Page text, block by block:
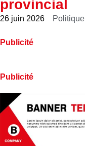
provincial
26 juin 2026 Politique
Publicité
Publicité